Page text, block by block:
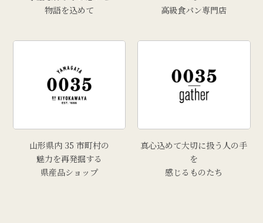
物語を込めて
高級食パン専門店
山形県内 35 市町村の
魅力を再発掘する
県産品ショップ
真心込めて大切に扱う人の手
を
感じるものたち